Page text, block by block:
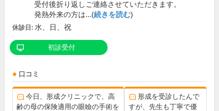
受付後折り返しご連絡させていただきます。
発熱外来の方は...(続きを読む)
休診日: 水、日、祝
初診受付
口コミ
今日、形成クリニックで、高
齢の母の保険適用の眼瞼の手術を
形成を受診したんで
すが、先生も丁寧で優